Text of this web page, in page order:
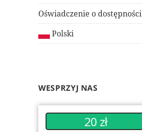
Oświadczenie o dostępności
Polski
WESPRZYJ NAS
20 zł